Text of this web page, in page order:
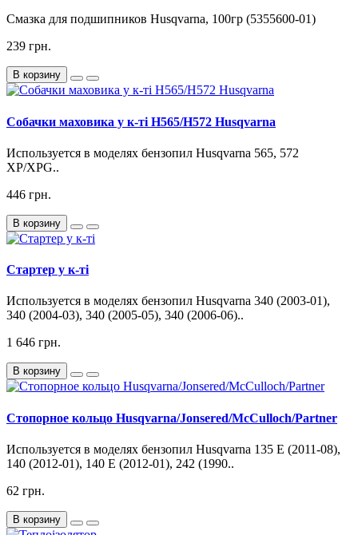
Смазка для подшипников Husqvarna, 100гр (5355600-01)
239 грн.
В корзину
Собачки маховика у к-ті H565/H572 Husqvarna
Используется в моделях бензопил Husqvarna 565, 572
XP/XPG..
446 грн.
В корзину
Стартер у к-ті
Используется в моделях бензопил Husqvarna 340 (2003-01),
340 (2004-03), 340 (2005-05), 340 (2006-06)..
1 646 грн.
В корзину
Стопорное кольцо Husqvarna/Jonsered/McCulloch/Partner
Используется в моделях бензопил Husqvarna 135 E (2011-08),
140 (2012-01), 140 E (2012-01), 242 (1990..
62 грн.
В корзину